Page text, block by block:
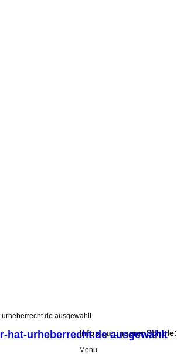
ausgewählt
hat-urheberrecht.de ausgewählt
Infos zu unserer Schule:
Menu